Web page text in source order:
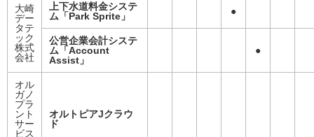
大崎
デー
タテ
ック
株式
会社
上下水道料金システ
ム「Park Sprite」
●
公営企業会計システ
ム「Account
Assist」
●
オル
ガノ
プラ
ント
サー
ビス
オルトピアJクラウ
ド